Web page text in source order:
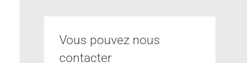
Vous pouvez nous
contacter